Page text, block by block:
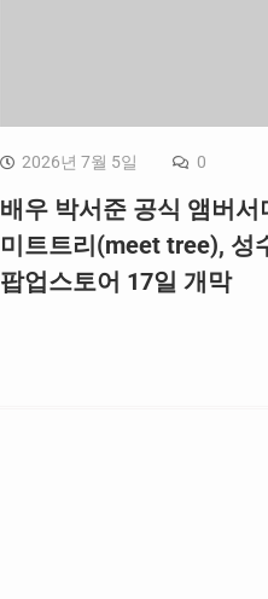
2026년 7월 5일 0
배우 박서준 공식 앰버서
미트트리(meet tree), 성
팝업스토어 17일 개막